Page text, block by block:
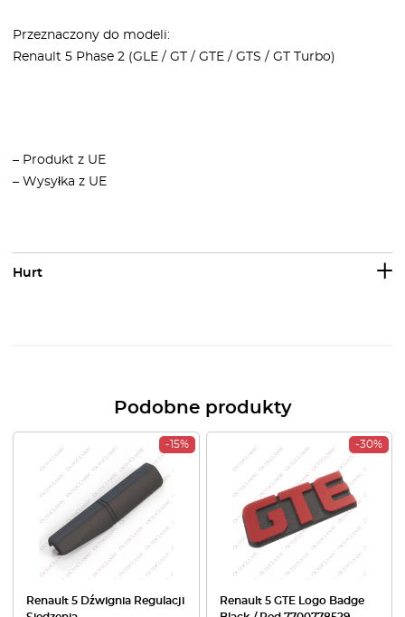
Przeznaczony do modeli:
Renault 5 Phase 2 (GLE / GT / GTE / GTS / GT Turbo)
– Produkt z UE
– Wysyłka z UE
Hurt
Podobne produkty
-15%
Renault 5 Dźwignia Regulacji
-30%
Renault 5 GTE Logo Badge